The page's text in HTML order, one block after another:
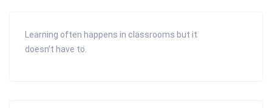
Learning often happens in classrooms but it
doesn’t have to.